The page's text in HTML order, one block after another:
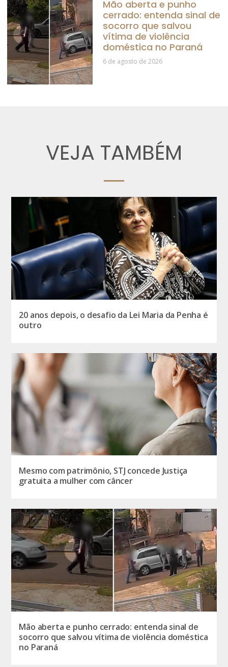
Mão aberta e punho
cerrado: entenda sinal de
socorro que salvou
vítima de violência
doméstica no Paraná
6 de agosto de 2026
VEJA TAMBÉM
20 anos depois, o desafio da Lei Maria da Penha é
outro
Mesmo com patrimônio, STJ concede Justiça
gratuita a mulher com câncer
Mão aberta e punho cerrado: entenda sinal de
socorro que salvou vítima de violência doméstica
no Paraná